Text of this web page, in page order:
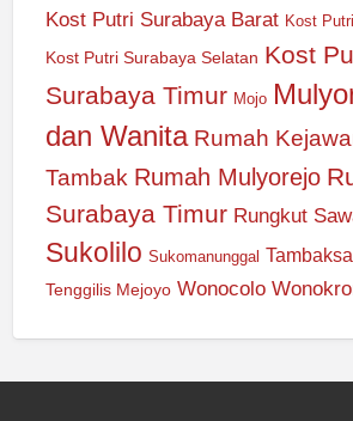
Kost Putri Surabaya Barat Kost
Kost Putri Surabaya Selatan Kost
Surabaya Timur Mojo
dan Wanita Rumah
Tambak Rumah Mulyorejo
Surabaya Timur Rungkut
Sukolilo Sukomanunggal
Tenggilis Mejoyo Wonocolo